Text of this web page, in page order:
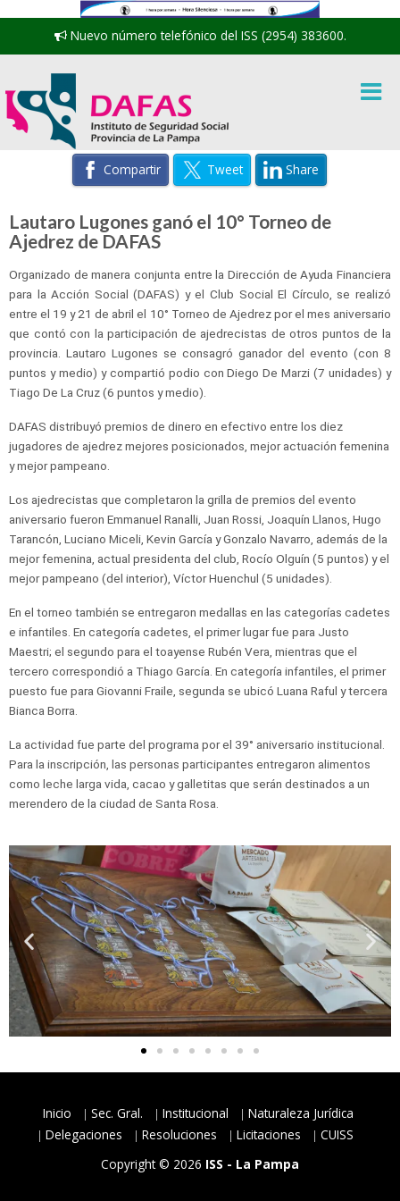
Nuevo número telefónico del ISS (2954) 383600.
Compartir Tweet Share
Lautaro Lugones ganó el 10° Torneo de
Ajedrez de DAFAS
Organizado de manera conjunta entre la Dirección de Ayuda Financiera
para la Acción Social (DAFAS) y el Club Social El Círculo, se realizó
entre el 19 y 21 de abril el 10° Torneo de Ajedrez por el mes aniversario
que contó con la participación de ajedrecistas de otros puntos de la
provincia. Lautaro Lugones se consagró ganador del evento (con 8
puntos y medio) y compartió podio con Diego De Marzi (7 unidades) y
Tiago De La Cruz (6 puntos y medio).
DAFAS distribuyó premios de dinero en efectivo entre los diez
jugadores de ajedrez mejores posicionados, mejor actuación femenina
y mejor pampeano.
Los ajedrecistas que completaron la grilla de premios del evento
aniversario fueron Emmanuel Ranalli, Juan Rossi, Joaquín Llanos, Hugo
Tarancón, Luciano Miceli, Kevin García y Gonzalo Navarro, además de la
mejor femenina, actual presidenta del club, Rocío Olguín (5 puntos) y el
mejor pampeano (del interior), Víctor Huenchul (5 unidades).
En el torneo también se entregaron medallas en las categorías cadetes
e infantiles. En categoría cadetes, el primer lugar fue para Justo
Maestri; el segundo para el toayense Rubén Vera, mientras que el
tercero correspondió a Thiago García. En categoría infantiles, el primer
puesto fue para Giovanni Fraile, segunda se ubicó Luana Raful y tercera
Bianca Borra.
La actividad fue parte del programa por el 39° aniversario institucional.
Para la inscripción, las personas participantes entregaron alimentos
como leche larga vida, cacao y galletitas que serán destinados a un
merendero de la ciudad de Santa Rosa.
Inicio Sec. Gral. Institucional
Naturaleza Jurídica
Delegaciones
Resoluciones Licitaciones
CUISS
Copyright © 2026 ISS - La Pampa